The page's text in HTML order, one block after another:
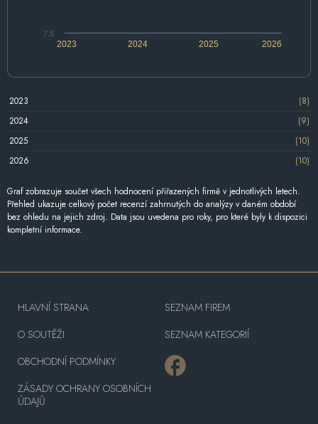
2024 2026
2023 2025
7.5
2023
(8)
2024
(9)
2025
(10)
2026
(10)
Graf zobrazuje součet všech hodnocení přiřazených firmě v jednotlivých letech.
Přehled ukazuje celkový počet recenzí zahrnutých do analýzy v daném období
bez ohledu na jejich zdroj. Data jsou uvedena pro roky, pro které byly k dispozici
kompletní informace.
HLAVNÍ STRANA
O SOUTĚŽI
OBCHODNÍ PODMÍNKY
ZÁSADY OCHRANY OSOBNÍCH
ÚDAJŮ
SEZNAM FIREM
SEZNAM KATEGORIÍ